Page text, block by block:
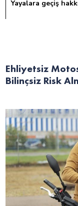
Yayalara geçiş
Ehliyetsiz
Bilinçsiz Risk